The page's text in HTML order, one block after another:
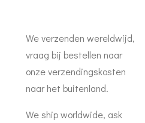
We verzenden wereldwijd,
vraag bij bestellen naar
onze verzendingskosten
naar het buitenland.
We ship worldwide, ask